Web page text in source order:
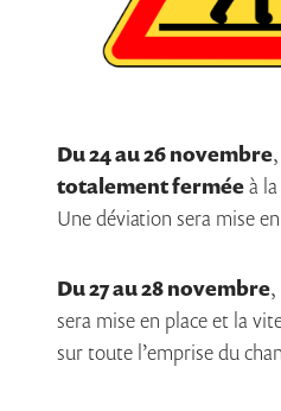
Du 24 au 26 novembre
totalement ferméeà
Une déviation sera mise
Du 27 au 28 novembre,
sera mise en place et la
sur toute l’emprise du